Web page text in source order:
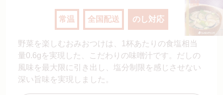
常温 全国配送 のし対応
野菜を楽しむおみおつけは、1杯あたりの食塩相当
量0.6gを実現した、こだわりの味噌汁です。だしの
風味を最大限に引き出し、塩分制限を感じさせない
深い旨味を実現しました。